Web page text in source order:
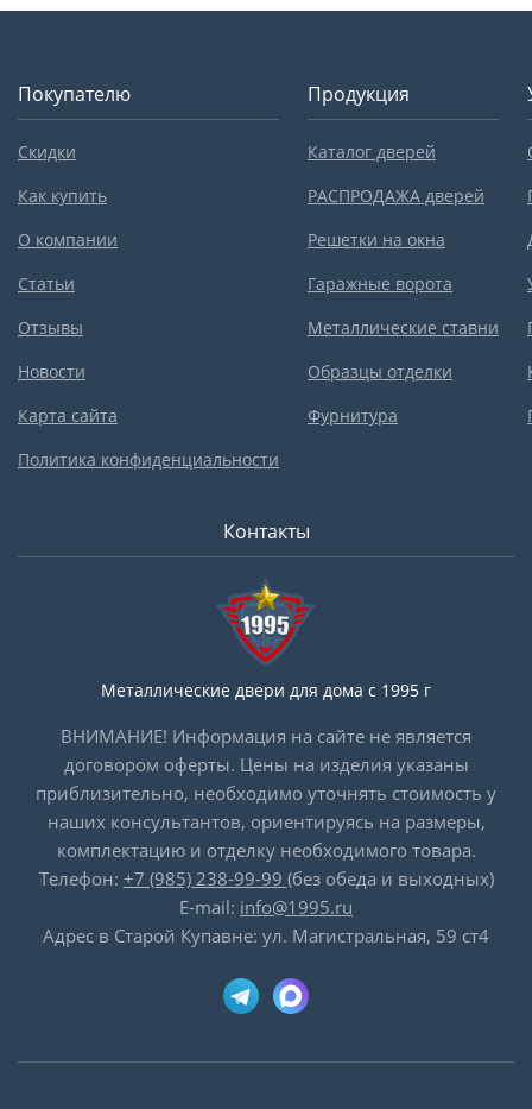
Покупателю
Скидки
Как купить
О компании
Статьи
Отзывы
Новости
Карта сайта
Политика конфиденциальности
Продукция
Каталог дверей
РАСПРОДАЖА дверей
Решетки на окна
Гаражные ворота
Металлические ставни
Образцы отделки
Фурнитура
Контакты
Металлические двери для дома с 1995 г
ВНИМАНИЕ! Информация на сайте не является
договором оферты. Цены на изделия указаны
приблизительно, необходимо уточнять стоимость у
наших консультантов, ориентируясь на размеры,
комплектацию и отделку необходимого товара.
Телефон: +7 (985) 238-99-99 (без обеда и выходных)
E-mail: info@1995.ru
Адрес в Старой Купавне: ул. Магистральная, 59 ст4